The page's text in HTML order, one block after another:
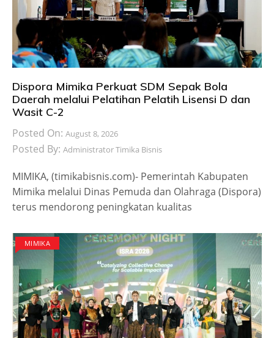
Dispora Mimika Perkuat SDM Sepak Bola
Daerah melalui Pelatihan Pelatih Lisensi D dan
Wasit C-2
Posted On: August 8, 2026
Posted By: Administrator Timika Bisnis
MIMIKA, (timikabisnis.com)- Pemerintah Kabupaten
Mimika melalui Dinas Pemuda dan Olahraga (Dispora)
terus mendorong peningkatan kualitas
MIMIKA